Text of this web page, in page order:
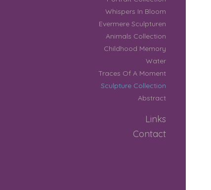
Whispers In Bloom
Evermere Sculpturen
Animals Collection
Childhood Memory
Water
Traces Of A Moment
Sculpture Collection
Abstract
Links
Contact